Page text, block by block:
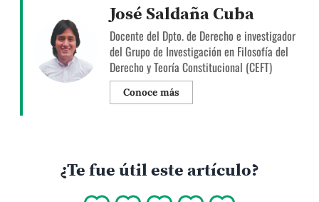
José Saldaña Cuba
Docente del Dpto. de Derecho e investigador
del Grupo de Investigación en Filosofía del
Derecho y Teoría Constitucional (CEFT)
Conoce más
¿Te fue útil este artículo?